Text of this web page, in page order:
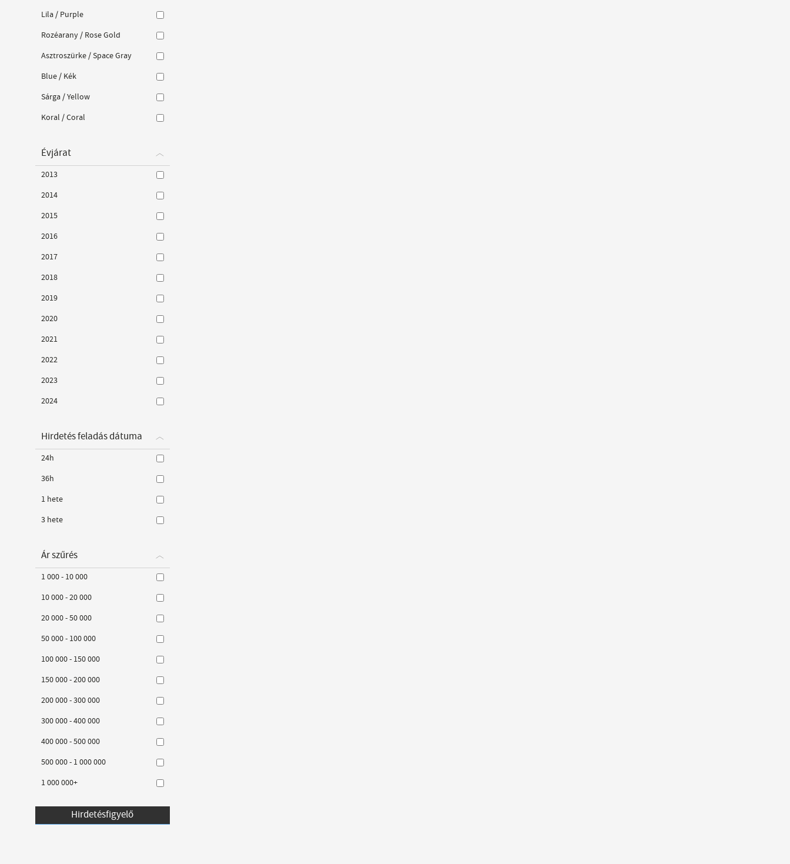
Lila / Purple
Rozéarany / Rose Gold
Asztroszürke / Space Gray
Blue / Kék
Sárga / Yellow
Koral / Coral
Évjárat
2013
2014
2015
2016
2017
2018
2019
2020
2021
2022
2023
2024
Hirdetés feladás dátuma
24h
36h
1 hete
3 hete
Ár szűrés
1 000 - 10 000
10 000 - 20 000
20 000 - 50 000
50 000 - 100 000
100 000 - 150 000
150 000 - 200 000
200 000 - 300 000
300 000 - 400 000
400 000 - 500 000
500 000 - 1 000 000
1 000 000+
Hirdetésfigyelő